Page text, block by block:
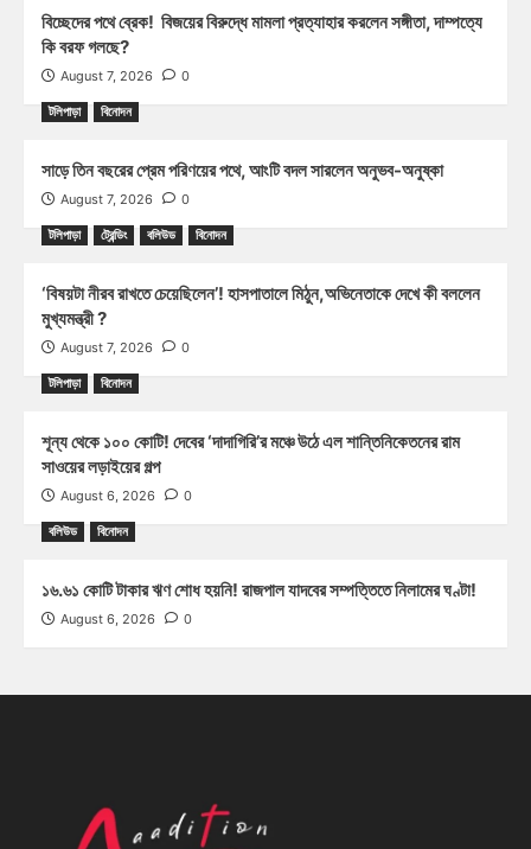
বিচ্ছেদের পথে ব্রেক! বিজয়ের বিরুদ্ধে মামলা প্রত্যাহার করলেন সঙ্গীতা, দাম্পত্যে
কি বরফ গলছে?
August 7, 2026 0
টলিপাড়া বিনোদন
সাড়ে তিন বছরের প্রেম পরিণয়ের পথে, আংটি বদল সারলেন অনুভব-অনুষ্কা
August 7, 2026 0
টলিপাড়া ট্রেন্ডিং বলিউড বিনোদন
‘বিষয়টা নীরব রাখতে চেয়েছিলেন’! হাসপাতালে মিঠুন,অভিনেতাকে দেখে কী বললেন
মুখ্যমন্ত্রী ?
August 7, 2026 0
টলিপাড়া বিনোদন
শূন্য থেকে ১০০ কোটি! দেবের ‘দাদাগিরি’র মঞ্চে উঠে এল শান্তিনিকেতনের রাম
সাওয়ের লড়াইয়ের গল্প
August 6, 2026 0
বলিউড বিনোদন
১৬.৬১ কোটি টাকার ঋণ শোধ হয়নি! রাজপাল যাদবের সম্পত্তিতে নিলামের ঘণ্টা!
August 6, 2026 0